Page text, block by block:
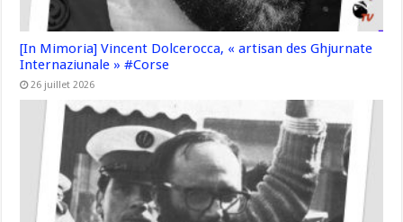
[In Mimoria] Vincent Dolcerocca, « artisan des Ghjurnate
Internaziunale » #Corse
26 juillet 2026